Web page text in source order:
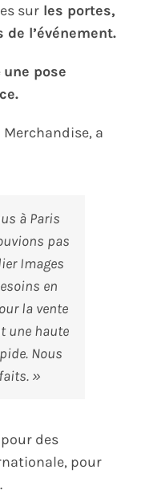
surles portes,
l’événement.
une pose
Merchandise, a
à Paris
pas
Images
en
la vente
une haute
Nous
. »
des
pour